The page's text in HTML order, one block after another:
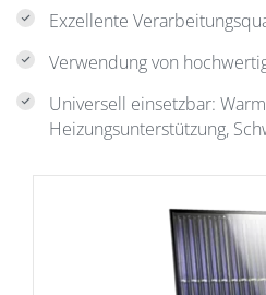
Exzellente
Verwendung von
Universell einsetzbar:
Heizungsunterstützung,